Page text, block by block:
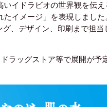
イドラビオの世界観を伝え
イメージ」を表現しました
、デザイン、印刷まで担当
ラッグストア等で展開が予